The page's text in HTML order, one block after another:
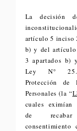
La decisión
artículo 5 inciso
b) y del
3 apartados b)
Ley N°
Protección de
Personales (la “
cuales eximían
de
consentimiento